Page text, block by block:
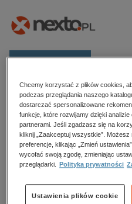
Kategorie
Zobacz wszystkie E-prasa
budownictwo,
biznesowe, branżowe,
dzienniki
Strona główna Aleksander
Aleksander
Sortowanie
Chcemy korzystać z plików cookies,
podczas przeglądania naszego
dostarczać spersonalizowane
funkcje, które rozwijamy dzięki
partnerami. Jeśli zgadzasz się na
kliknij „Zaakceptuj wszystkie”.
preferencje, klikając „Zmień
wycofać swoją zgodę, zmieniając
przeglądarki.
Polityka prywatności
Ustawienia plików cookie